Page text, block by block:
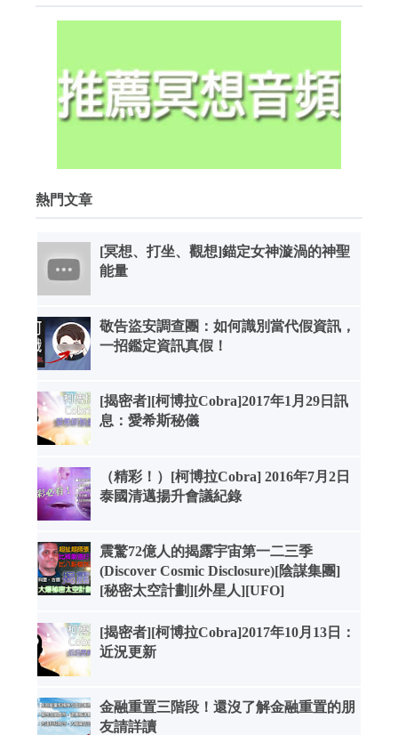
熱門文章
[冥想、打坐、觀想]錨定女神漩渦的神聖
能量
敬告盜安調查團：如何識別當代假資訊，
一招鑑定資訊真假！
[揭密者][柯博拉Cobra]2017年1月29日訊
息：愛希斯秘儀
（精彩！）[柯博拉Cobra] 2016年7月2日
泰國清邁揚升會議紀錄
震驚72億人的揭露宇宙第一二三季
(Discover Cosmic Disclosure)[陰謀集團]
[秘密太空計劃][外星人][UFO]
[揭密者][柯博拉Cobra]2017年10月13日：
近況更新
金融重置三階段！還沒了解金融重置的朋
友請詳讀